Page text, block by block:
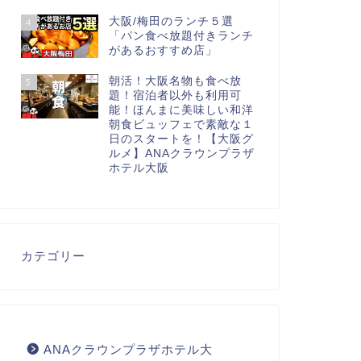
4
大阪/梅田のランチ５選
「パン食べ放題付きランチ
があるおすすめ店」
5
朝活！大阪名物も食べ放
題！宿泊者以外も利用可
能！ほんまに美味しい和洋
朝食ビュッフェで素敵な１
日のスタートを！【大阪グ
ルメ】ANAクラウンプラザ
ホテル大阪
カテゴリー
ANAクラウンプラザホテル大